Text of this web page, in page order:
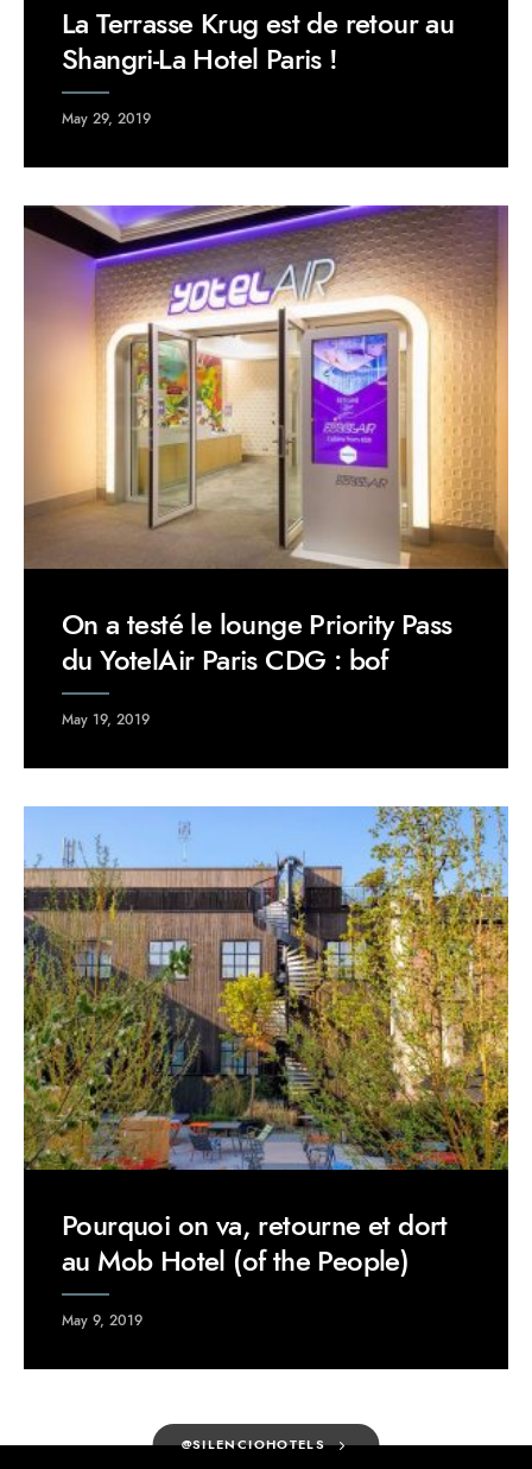
La Terrasse Krug est de retour au
Shangri-La Hotel Paris !
May 29, 2019
On a testé le lounge Priority Pass
du YotelAir Paris CDG : bof
May 19, 2019
Pourquoi on va, retourne et dort
au Mob Hotel (of the People)
May 9, 2019
@SILENCIOHOTELS